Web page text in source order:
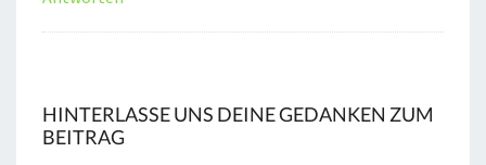
HINTERLASSE UNS DEINE GEDANKEN ZUM
BEITRAG